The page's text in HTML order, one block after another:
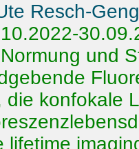
Resch-
und
die konfokale
lifetime